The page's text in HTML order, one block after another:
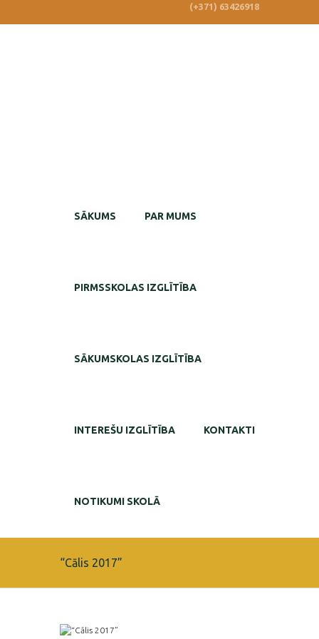
(+371) 63426918
SĀKUMS PAR MUMS
PIRMSSKOLAS IZGLĪTĪBA
SĀKUMSKOLAS IZGLĪTĪBA
INTEREŠU IZGLĪTĪBA KONTAKTI
NOTIKUMI SKOLĀ
“Cālis 2017”